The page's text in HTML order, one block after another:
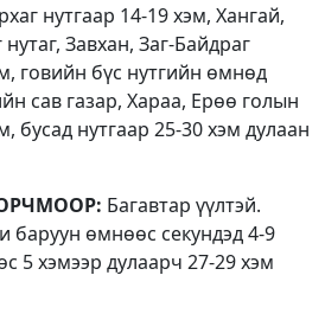
нутгаар 14-19 хэм, Хангай,
Завхан, Заг-Байдраг
говийн бүс нутгийн өмнөд
сав газар, Хараа, Ерөө голын
бусад нутгаар 25-30 хэм дулаан
Багавтар үүлтэй.
баруун өмнөөс секундэд 4-9
5 хэмээр дулаарч 27-29 хэм